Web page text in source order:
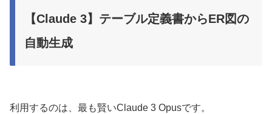
【Claude 3】テーブル定義書からER図の
自動生成
利用するのは、最も賢いClaude 3 Opusです。